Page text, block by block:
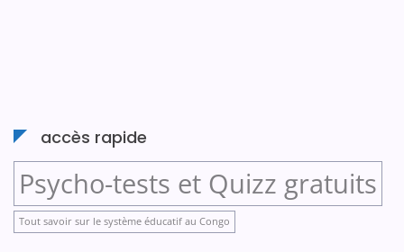
accès rapide
Psycho-tests et Quizz gratuits
Tout savoir sur le système éducatif au Congo